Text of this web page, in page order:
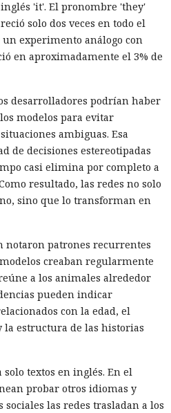
'it'. El pronombre 'they'
solo dos veces en todo el
experimento análogo con
en aproximadamente el 3% de
desarrolladores podrían haber
modelos para evitar
ambiguas. Esa
de decisiones estereotipadas
casi elimina por completo a
resultado, las redes no solo
sino que lo transforman en
notaron patrones recurrentes
creaban regularmente
a los animales alrededor
pueden indicar
con la edad, el
la estructura de las historias
textos en inglés. En el
probar otros idiomas y
las redes trasladan a los